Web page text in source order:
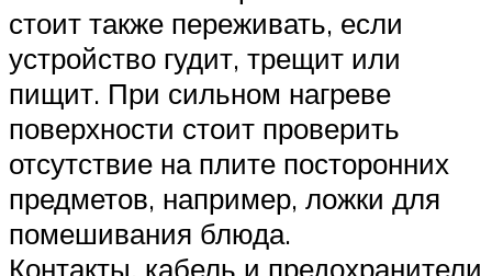
стоит также переживать, если
устройство гудит, трещит или
пищит. При сильном нагреве
поверхности стоит проверить
отсутствие на плите посторонних
предметов, например, ложки для
помешивания блюда.
Контакты, кабель и предохранители